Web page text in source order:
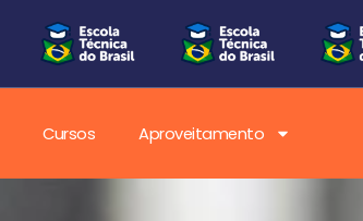
Cursos Aproveitamento